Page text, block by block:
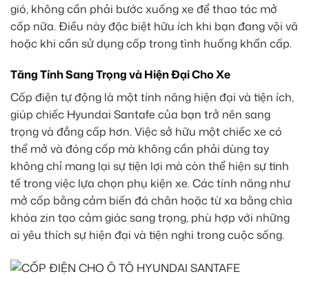
gió, không cần phải bước xuống xe để thao tác mở
cốp nữa. Điều này đặc biệt hữu ích khi bạn đang vội vã
hoặc khi cần sử dụng cốp trong tình huống khẩn cấp.
Tăng Tính Sang Trọng và Hiện Đại Cho Xe
Cốp điện tự động là một tính năng hiện đại và tiện ích,
giúp chiếc Hyundai Santafe của bạn trở nên sang
trọng và đẳng cấp hơn. Việc sở hữu một chiếc xe có
thể mở và đóng cốp mà không cần phải dùng tay
không chỉ mang lại sự tiện lợi mà còn thể hiện sự tinh
tế trong việc lựa chọn phụ kiện xe. Các tính năng như
mở cốp bằng cảm biến đá chân hoặc từ xa bằng chìa
khóa zin tạo cảm giác sang trọng, phù hợp với những
ai yêu thích sự hiện đại và tiện nghi trong cuộc sống.